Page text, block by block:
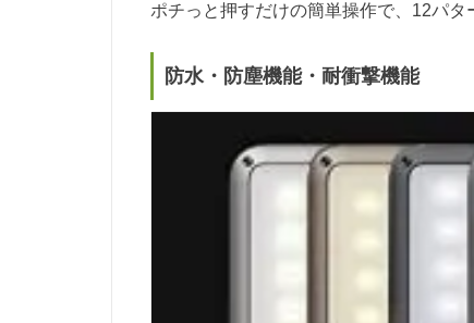
ポチっと押すだけの簡単操作で、12パタ
防水・防塵機能・耐衝撃機能